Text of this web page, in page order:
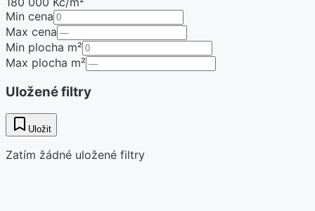
Min cena
Max cena
Min plocha m²
Max plocha m²
Uložené filtry
Uložit
Zatím žádné uložené filtry